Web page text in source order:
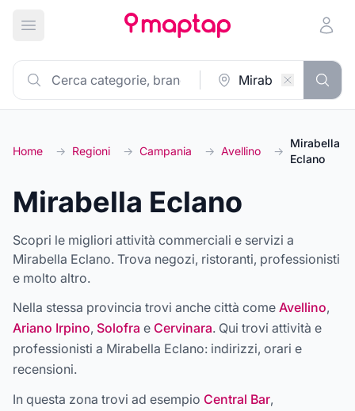
Apri menu principale
Home → Regioni → Campania → Avellino →
Mirabella
Eclano
Mirabella Eclano
Scopri le migliori attività commerciali e servizi a
Mirabella Eclano. Trova negozi, ristoranti, professionisti
e molto altro.
Nella stessa provincia trovi anche città come Avellino,
Ariano Irpino, Solofra e Cervinara. Qui trovi attività e
professionisti a Mirabella Eclano: indirizzi, orari e
recensioni.
In questa zona trovi ad esempio Central Bar,